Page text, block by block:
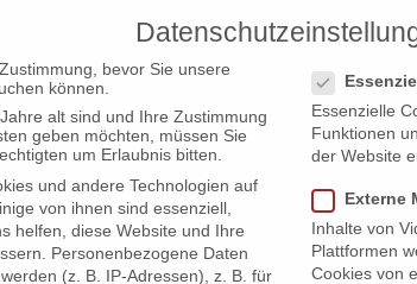
bevor Sie unsere
können.
alt sind und Ihre Zustimmung
geben möchten, müssen Sie
um Erlaubnis bitten.
und andere Technologien auf
von ihnen sind essenziell,
helfen, diese Website und Ihre
Personenbezogene Daten
(z. B. IP-Adressen), z. B. für
Essenzielle
Funktionen
der Website
Externe
Inhalte von
Plattformen
Cookies von